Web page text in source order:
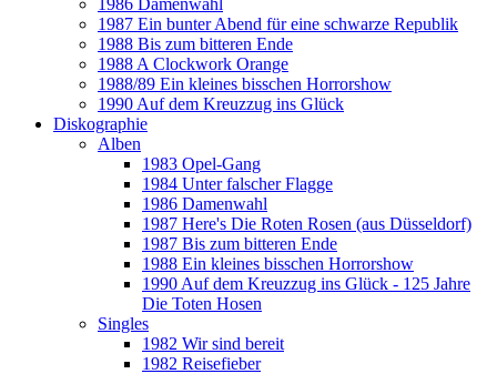
1986 Damenwahl
1987 Ein bunter Abend für eine schwarze Republik
1988 Bis zum bitteren Ende
1988 A Clockwork Orange
1988/89 Ein kleines bisschen Horrorshow
1990 Auf dem Kreuzzug ins Glück
Diskographie
Alben
1983 Opel-Gang
1984 Unter falscher Flagge
1986 Damenwahl
1987 Here's Die Roten Rosen (aus Düsseldorf)
1987 Bis zum bitteren Ende
1988 Ein kleines bisschen Horrorshow
1990 Auf dem Kreuzzug ins Glück - 125 Jahre
Die Toten Hosen
Singles
1982 Wir sind bereit
1982 Reisefieber